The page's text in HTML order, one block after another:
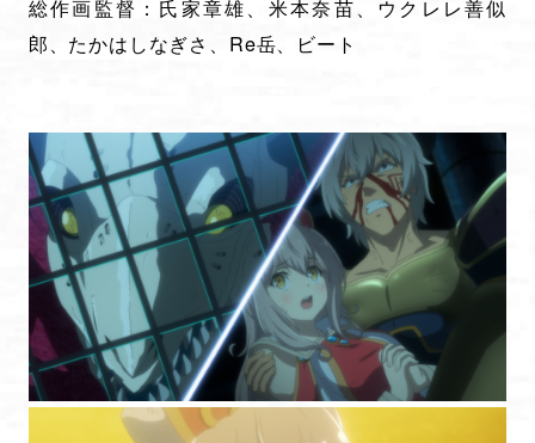
総作画監督：氏家章雄、米本奈苗、ウクレレ善似
郎、たかはしなぎさ、Re岳、ビート